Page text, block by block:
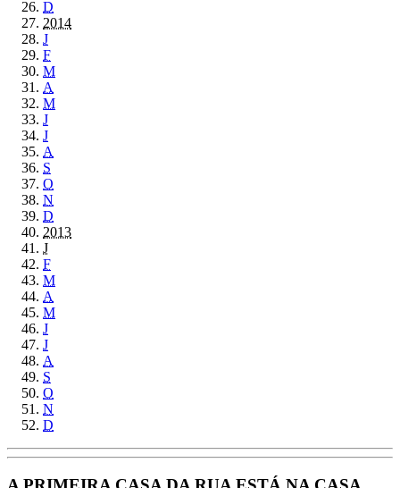
D
2014
J
F
M
A
M
J
J
A
S
O
N
D
2013
J
F
M
A
M
J
J
A
S
O
N
D